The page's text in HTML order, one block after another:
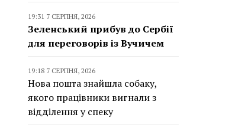
19:31 7 СЕРПНЯ, 2026
Зеленський прибув до Сербії
для переговорів із Вучичем
19:18 7 СЕРПНЯ, 2026
Нова пошта знайшла собаку,
якого працівники вигнали з
відділення у спеку